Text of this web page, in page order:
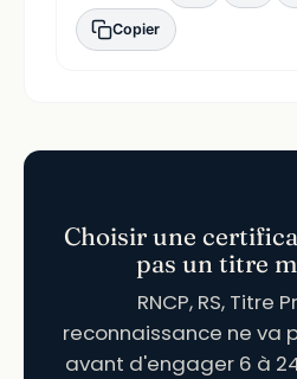
Copier
Choisir une
pas un titre
RNCP, RS, Titre
reconnaissance ne va
avant d'engager 6 à